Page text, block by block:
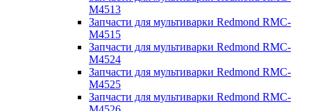
M4513
Запчасти для мультиварки Redmond RMC-
M4515
Запчасти для мультиварки Redmond RMC-
M4524
Запчасти для мультиварки Redmond RMC-
M4525
Запчасти для мультиварки Redmond RMC-